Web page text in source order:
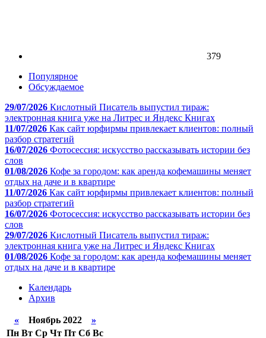
379
Популярное
Обсуждаемое
29/07/2026 Кислотный Писатель выпустил тираж:
электронная книга уже на Литрес и Яндекс Книгах
11/07/2026 Как сайт юрфирмы привлекает клиентов: полный
разбор стратегий
16/07/2026 Фотосессия: искусство рассказывать истории без
слов
01/08/2026 Кофе за городом: как аренда кофемашины меняет
отдых на даче и в квартире
11/07/2026 Как сайт юрфирмы привлекает клиентов: полный
разбор стратегий
16/07/2026 Фотосессия: искусство рассказывать истории без
слов
29/07/2026 Кислотный Писатель выпустил тираж:
электронная книга уже на Литрес и Яндекс Книгах
01/08/2026 Кофе за городом: как аренда кофемашины меняет
отдых на даче и в квартире
Календарь
Архив
«Ноябрь 2022 »
Пн Вт Ср Чт Пт Сб Вс